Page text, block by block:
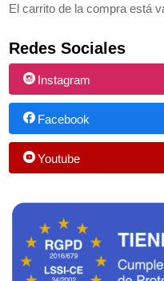
El carrito de la compra está
Redes Sociales
Instagram
Facebook
Youtube